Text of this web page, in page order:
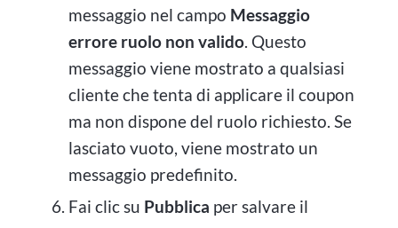
messaggio nel campo Messaggio
errore ruolo non valido. Questo
messaggio viene mostrato a qualsiasi
cliente che tenta di applicare il coupon
ma non dispone del ruolo richiesto. Se
lasciato vuoto, viene mostrato un
messaggio predefinito.
Fai clic su Pubblica per salvare il